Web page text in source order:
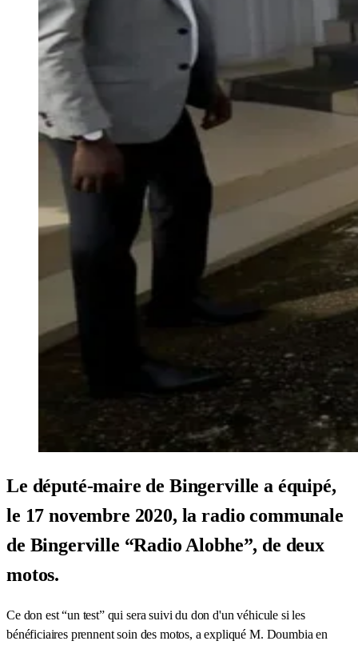
Le député-maire de Bingerville a équipé,
le 17 novembre 2020, la radio communale
de Bingerville “Radio Alobhe”, de deux
motos.
Ce don est “un test” qui sera suivi du don d'un véhicule si les
bénéficiaires prennent soin des motos, a expliqué M. Doumbia en